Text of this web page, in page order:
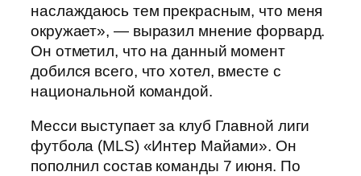
наслаждаюсь тем прекрасным, что меня
окружает», — выразил мнение форвард.
Он отметил, что на данный момент
добился всего, что хотел, вместе с
национальной командой.
Месси выступает за клуб Главной лиги
футбола (MLS) «Интер Майами». Он
пополнил состав команды 7 июня. По